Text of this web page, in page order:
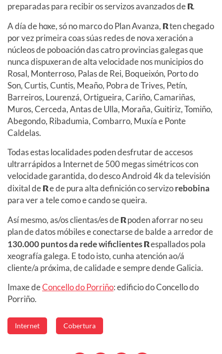
preparadas para recibir os servizos avanzados deR.
A día de hoxe, só no marco do Plan Avanza, Rten chegado
por vez primeira coas súas redes de nova xeración a
núcleos de poboación das catro provincias galegas que
nunca dispuxeran de alta velocidade nos municipios do
Rosal, Monterroso, Palas de Rei, Boqueixón, Porto do
Son, Curtis, Cuntis, Meaño, Pobra de Trives, Petín,
Barreiros, Lourenzá, Ortigueira, Cariño, Camariñas,
Muros, Cerceda, Antas de Ulla, Moraña, Guitiriz, Tomiño,
Abegondo, Ribadumia, Combarro, Muxía e Ponte
Caldelas.
Todas estas localidades poden desfrutar de accesos
ultrarrápidos a Internet de 500 megas simétricos con
velocidade garantida, do desco Android 4k da televisión
dixital deRe de pura alta definición co servizorebobina
para ver a tele como e cando se queira.
Así mesmo, as/os clientas/es deRpoden aforrar no seu
plan de datos móbiles e conectarse de balde a arredor de
130.000 puntos da rede wificlientesRespallados pola
xeografía galega. E todo isto, cunha atención ao/á
cliente/a próxima, de calidade e sempre dende Galicia.
Imaxe deConcello do Porriño: edificio do Concello do
Porriño.
Internet Cobertura